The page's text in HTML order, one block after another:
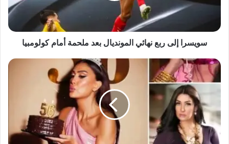
كولومبيا
سويسرا إلى ربع نهائي المونديال بعد ملحمة أمام كولومبيا
غادة
عبد
الرازق
ميلادها
الـ56..
مسيرة